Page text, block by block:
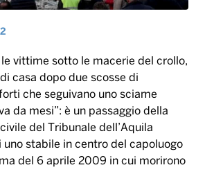
le vittime sotto le macerie del crollo,
casa dopo due scosse di
che seguivano uno sciame
da mesi”: è un passaggio della
del Tribunale dell’Aquila
stabile in centro del capoluogo
del 6 aprile 2009 in cui morirono